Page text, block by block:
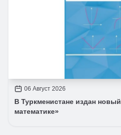
06 Август 2026
В Туркменистане издан
математике»